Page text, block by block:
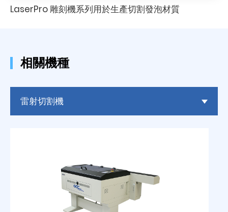
LaserPro 雕刻機系列用於生產切割發泡材質
相關機種
雷射切割機